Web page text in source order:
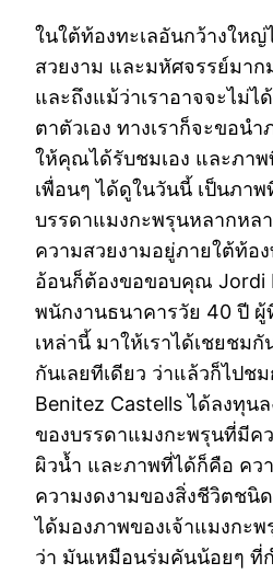
ในใต้ท้องทะเลอันกว้างให
สวยงาม และมหัศจรรย์มาก
และถึงแม้ว่าเราอาจจะไม่
ตาตัวเอง ทางเราก็จะขอน
ให้คุณได้รับชมเอง และภา
เพื่อนๆ ได้ดูในวันนี้ เป็นภา
บรรดาแมงกะพรุนหลากหล
ความสวยงามอยู่ภายใต้ท้
อ้อนก็ต้องขอขอบคุณ Jordi
พนักงานธนาคารวัย 40 ปี ผู้
เหล่านี้ มาให้เราได้เชยชม
กันเลยทีเดียว ว่าแล้วก็ไป
Benitez Castells ได้ลงทุน
ของบรรดาแมงกะพรุนที่มีค
ผิวน้ำ และภาพที่ได้ก็คือ คว
ความงดงามของสิ่งชีวิตชนิ
ได้มองภาพของเจ้าแมงกะ
ว่า มันเหมือนร่มคันน้อยๆ ที่